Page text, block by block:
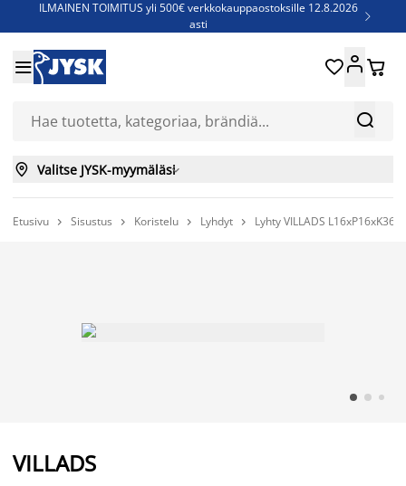
ILMAINEN TOIMITUS yli 500€ verkkokauppaostoksille 12.8.2026
asti

Jenkkisänkyjä - Säästä jopa 60%


 
 Valitse JYSK-myymäläsi
Etusivu  Sisustus  Koristelu  Lyhdyt  Lyhty VILLADS L16xP16xK36
VILLADS